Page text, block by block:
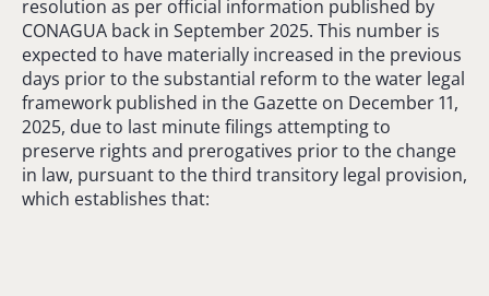
resolution as per official information published by
CONAGUA back in September 2025. This number is
expected to have materially increased in the previous
days prior to the substantial reform to the water legal
framework published in the Gazette on December 11,
2025, due to last minute filings attempting to
preserve rights and prerogatives prior to the change
in law, pursuant to the third transitory legal provision,
which establishes that: